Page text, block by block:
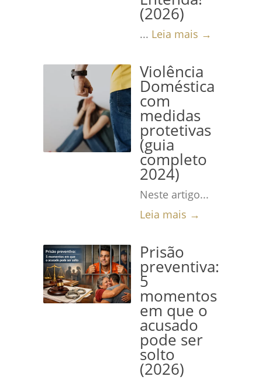
(2026)
... Leia mais →
Violência
Doméstica
com
medidas
protetivas
(guia
completo
2024)
Neste artigo...
Leia mais →
Prisão
preventiva:
5
momentos
em que o
acusado
pode ser
solto
(2026)